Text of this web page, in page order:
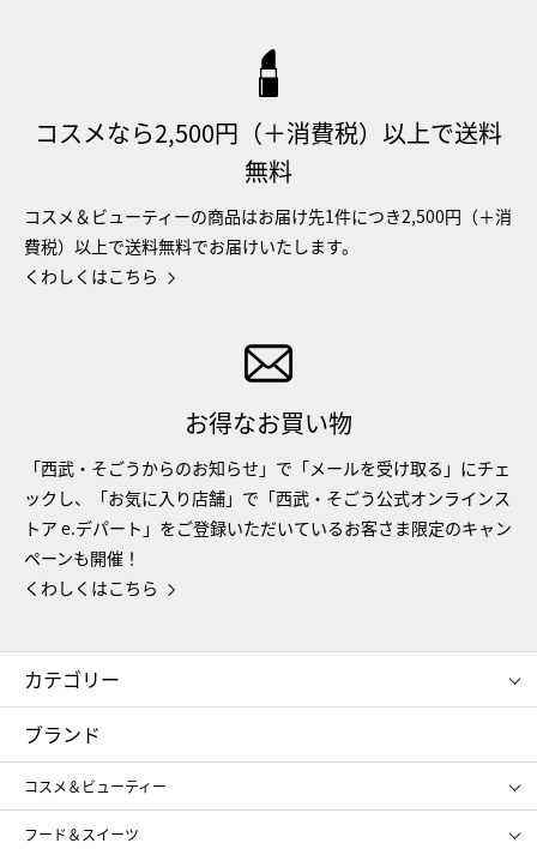
コスメなら2,500円（＋消費税）以上で送料
無料
コスメ＆ビューティーの商品はお届け先1件につき2,500円（＋消
費税）以上で送料無料でお届けいたします。
くわしくはこちら
お得なお買い物
「西武・そごうからのお知らせ」で「メールを受け取る」にチェ
ックし、「お気に入り店舗」で「西武・そごう公式オンラインス
トア e.デパート」をご登録いただいているお客さま限定のキャン
ペーンも開催！
くわしくはこちら
カテゴリー
コスメ＆ビューティー
ギフト
レディース
メンズ
スポーツ・アウトドア
ブランド
コスメ＆ビューティー
SHISEIDO
フード＆スイーツ